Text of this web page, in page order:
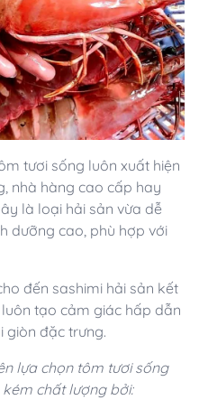
tươi sống luôn xuất hiện
nhà hàng cao cấp hay
là loại hải sản vừa dễ
dưỡng cao, phù hợp với
đến sashimi hải sản kết
tạo cảm giác hấp dẫn
giòn đặc trưng.
lựa chọn tôm tươi sống
chất lượng bởi: